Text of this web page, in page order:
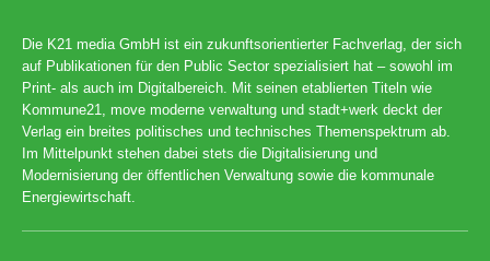
Die K21 media GmbH ist ein zukunftsorientierter Fachverlag, der sich
auf Publikationen für den Public Sector spezialisiert hat – sowohl im
Print- als auch im Digitalbereich. Mit seinen etablierten Titeln wie
Kommune21, move moderne verwaltung und stadt+werk deckt der
Verlag ein breites politisches und technisches Themenspektrum ab.
Im Mittelpunkt stehen dabei stets die Digitalisierung und
Modernisierung der öffentlichen Verwaltung sowie die kommunale
Energiewirtschaft.